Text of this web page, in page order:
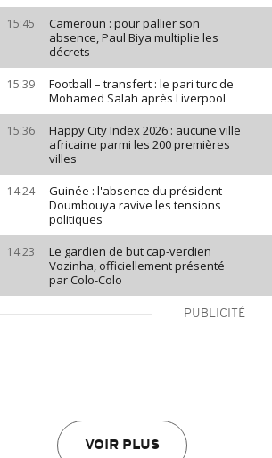
15:45
Cameroun : pour pallier son
absence, Paul Biya multiplie les
décrets
15:39
Football – transfert : le pari turc de
Mohamed Salah après Liverpool
15:36
Happy City Index 2026 : aucune ville
africaine parmi les 200 premières
villes
14:24
Guinée : l'absence du président
Doumbouya ravive les tensions
politiques
14:23
Le gardien de but cap-verdien
Vozinha, officiellement présenté
par Colo-Colo
PUBLICITÉ
VOIR PLUS